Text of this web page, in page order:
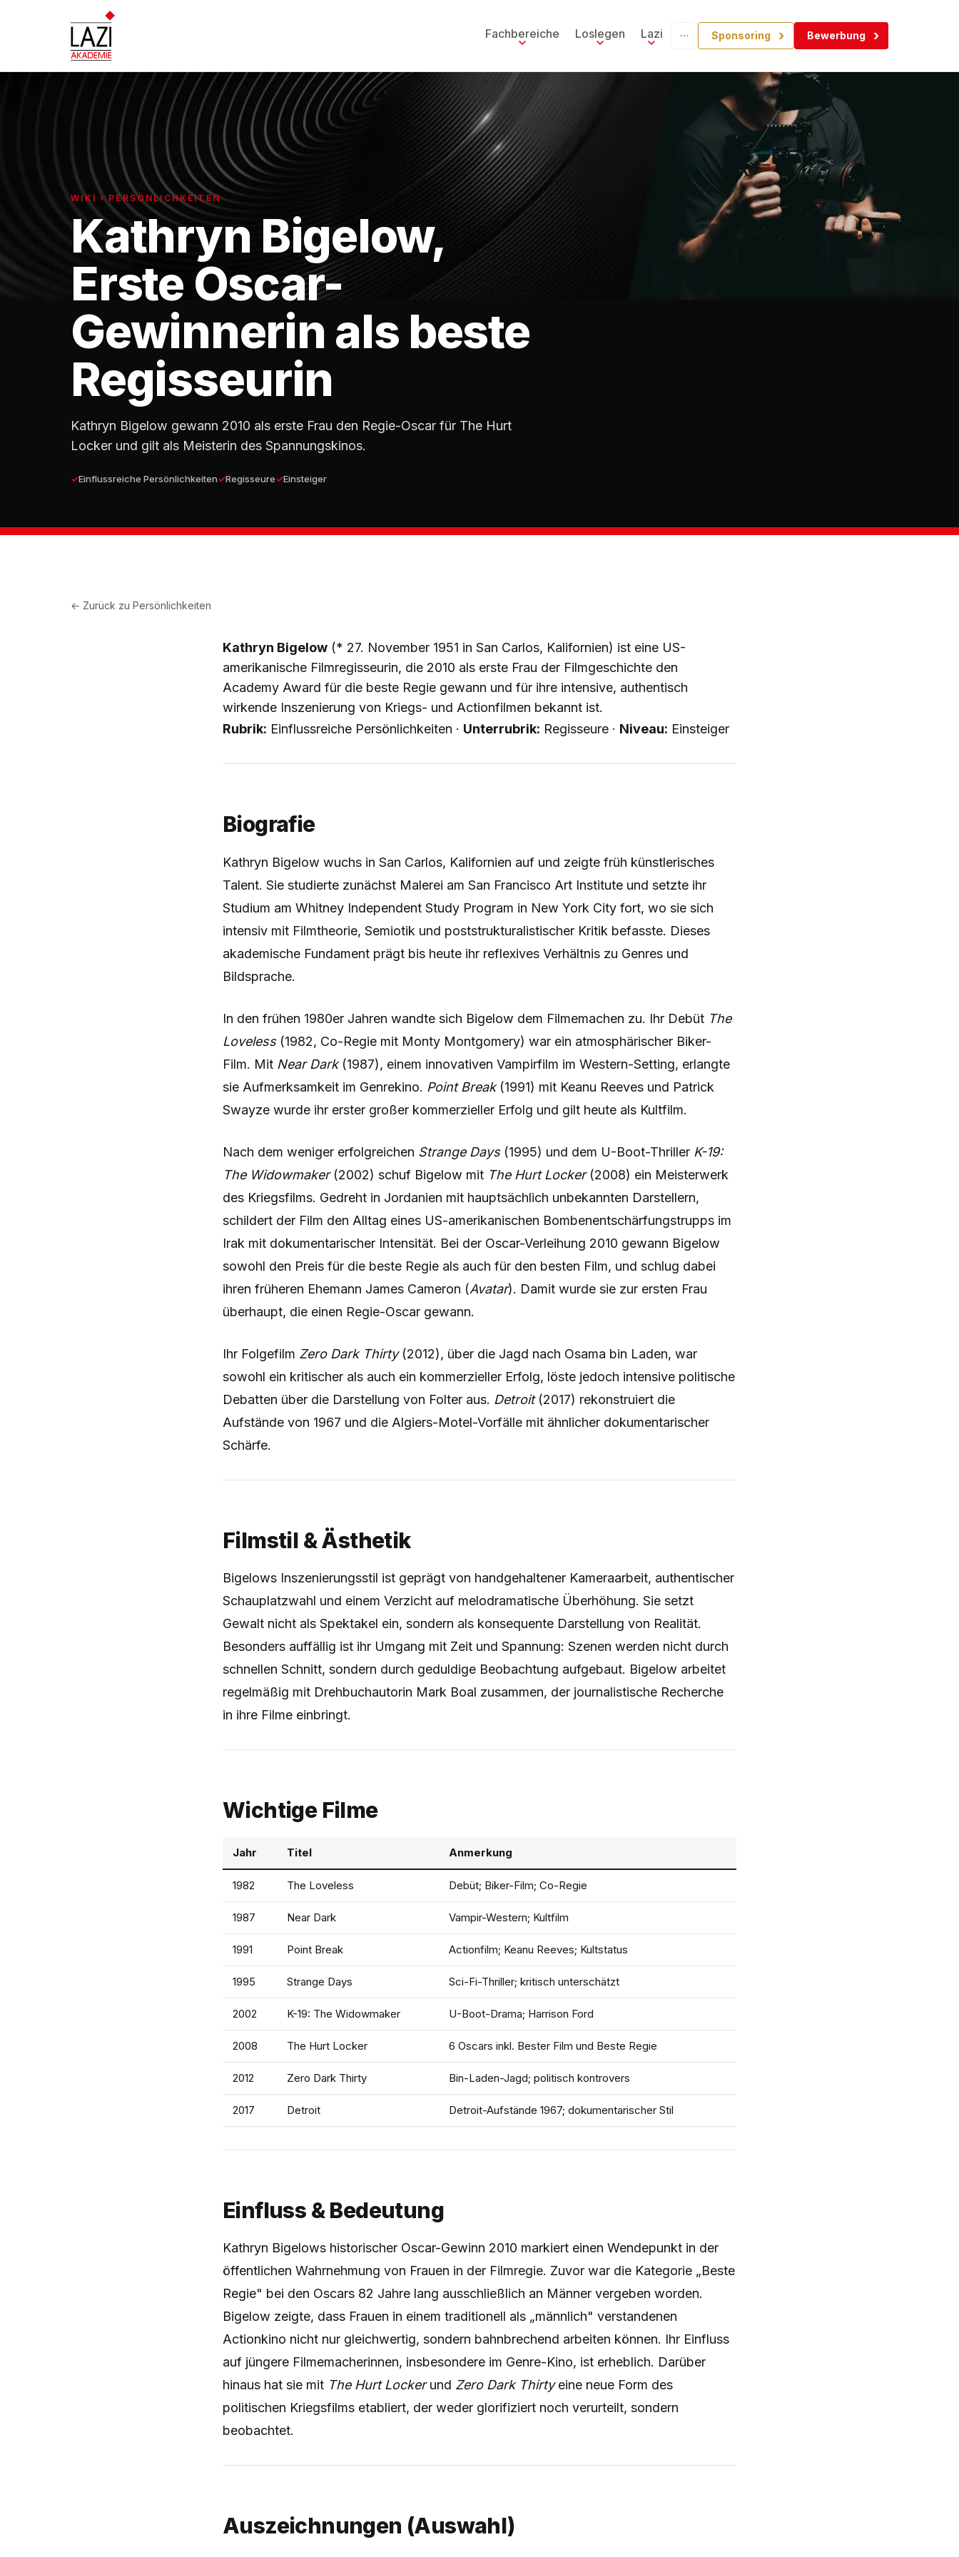
Fachbereiche Loslegen Lazi Sponsoring Bewerbung
WIKI › PERSÖNLICHKEITEN
Kathryn Bigelow,
Erste Oscar-
Gewinnerin als beste
Regisseurin
Kathryn Bigelow gewann 2010 als erste Frau den Regie-Oscar für The Hurt
Locker und gilt als Meisterin des Spannungskinos.
Einflussreiche Persönlichkeiten Regisseure Einsteiger
← Zurück zuPersönlichkeiten
Kathryn Bigelow (* 27. November 1951 in San Carlos, Kalifornien) ist eine US-
amerikanische Filmregisseurin, die 2010 als erste Frau der Filmgeschichte den
Academy Award für die beste Regie gewann und für ihre intensive, authentisch
wirkende Inszenierung von Kriegs- und Actionfilmen bekannt ist.
Rubrik: Einflussreiche Persönlichkeiten · Unterrubrik: Regisseure · Niveau: Einsteiger
Biografie
Kathryn Bigelow wuchs in San Carlos, Kalifornien auf und zeigte früh künstlerisches
Talent. Sie studierte zunächst Malerei am San Francisco Art Institute und setzte ihr
Studium am Whitney Independent Study Program in New York City fort, wo sie sich
intensiv mit Filmtheorie, Semiotik und poststrukturalistischer Kritik befasste. Dieses
akademische Fundament prägt bis heute ihr reflexives Verhältnis zu Genres und
Bildsprache.
In den frühen 1980er Jahren wandte sich Bigelow dem Filmemachen zu. Ihr Debüt The
Loveless(1982, Co-Regie mit Monty Montgomery) war ein atmosphärischer Biker-
Film. Mit Near Dark(1987), einem innovativen Vampirfilm im Western-Setting, erlangte
sie Aufmerksamkeit im Genrekino. Point Break(1991) mit Keanu Reeves und Patrick
Swayze wurde ihr erster großer kommerzieller Erfolg und gilt heute als Kultfilm.
Nach dem weniger erfolgreichen Strange Days(1995) und dem U-Boot-Thriller K-19:
The Widowmaker(2002) schuf Bigelow mit The Hurt Locker(2008) ein Meisterwerk
des Kriegsfilms. Gedreht in Jordanien mit hauptsächlich unbekannten Darstellern,
schildert der Film den Alltag eines US-amerikanischen Bombenentschärfungstrupps im
Irak mit dokumentarischer Intensität. Bei der Oscar-Verleihung 2010 gewann Bigelow
sowohl den Preis für die beste Regie als auch für den besten Film, und schlug dabei
ihren früheren Ehemann James Cameron (Avatar). Damit wurde sie zur ersten Frau
überhaupt, die einen Regie-Oscar gewann.
Ihr Folgefilm Zero Dark Thirty(2012), über die Jagd nach Osama bin Laden, war
sowohl ein kritischer als auch ein kommerzieller Erfolg, löste jedoch intensive politische
Debatten über die Darstellung von Folter aus. Detroit(2017) rekonstruiert die
Aufstände von 1967 und die Algiers-Motel-Vorfälle mit ähnlicher dokumentarischer
Schärfe.
Filmstil & Ästhetik
Bigelows Inszenierungsstil ist geprägt von handgehaltener Kameraarbeit, authentischer
Schauplatzwahl und einem Verzicht auf melodramatische Überhöhung. Sie setzt
Gewalt nicht als Spektakel ein, sondern als konsequente Darstellung von Realität.
Besonders auffällig ist ihr Umgang mit Zeit und Spannung: Szenen werden nicht durch
schnellen Schnitt, sondern durch geduldige Beobachtung aufgebaut. Bigelow arbeitet
regelmäßig mit Drehbuchautorin Mark Boal zusammen, der journalistische Recherche
in ihre Filme einbringt.
Wichtige Filme
Jahr Titel Anmerkung
1982 The Loveless Debüt; Biker-Film; Co-Regie
1987 Near Dark Vampir-Western; Kultfilm
1991 Point Break Actionfilm; Keanu Reeves; Kultstatus
1995 Strange Days Sci-Fi-Thriller; kritisch unterschätzt
2002 K-19: The Widowmaker U-Boot-Drama; Harrison Ford
2008 The Hurt Locker 6 Oscars inkl. Bester Film und Beste Regie
2012 Zero Dark Thirty Bin-Laden-Jagd; politisch kontrovers
2017 Detroit Detroit-Aufstände 1967; dokumentarischer Stil
Einfluss & Bedeutung
Kathryn Bigelows historischer Oscar-Gewinn 2010 markiert einen Wendepunkt in der
öffentlichen Wahrnehmung von Frauen in der Filmregie. Zuvor war die Kategorie „Beste
Regie" bei den Oscars 82 Jahre lang ausschließlich an Männer vergeben worden.
Bigelow zeigte, dass Frauen in einem traditionell als „männlich" verstandenen
Actionkino nicht nur gleichwertig, sondern bahnbrechend arbeiten können. Ihr Einfluss
auf jüngere Filmemacherinnen, insbesondere im Genre-Kino, ist erheblich. Darüber
hinaus hat sie mit The Hurt Lockerund Zero Dark Thirtyeine neue Form des
politischen Kriegsfilms etabliert, der weder glorifiziert noch verurteilt, sondern
beobachtet.
Auszeichnungen (Auswahl)